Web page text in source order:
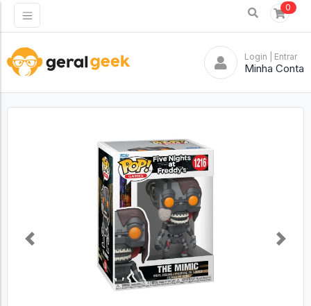
0
Login | Entrar
Minha Conta
Previous Next